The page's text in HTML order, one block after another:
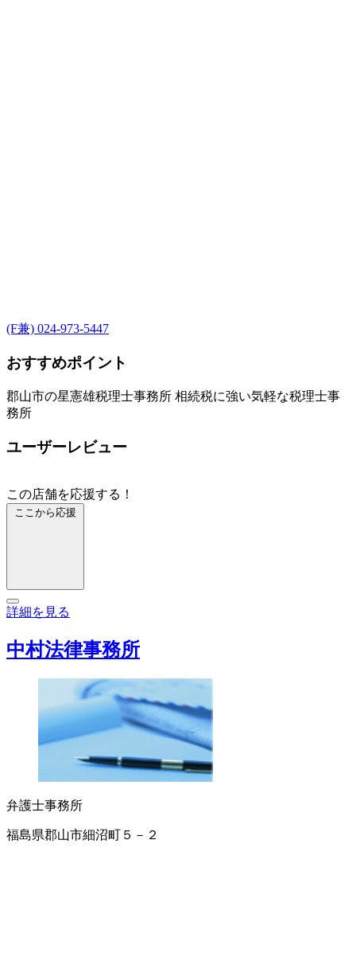
(F兼) 024-973-5447
おすすめポイント
郡山市の星憲雄税理士事務所 相続税に強い気軽な税理士事
務所
ユーザーレビュー
この店舗を応援する！
ここから応援
詳細を見る
中村法律事務所
弁護士事務所
福島県郡山市細沼町５－２